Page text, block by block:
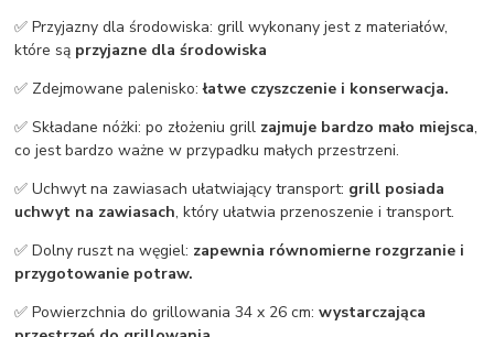
✅ Przyjazny dla środowiska: grill wykonany jest z materiałów,
które są przyjazne dla środowiska
✅ Zdejmowane palenisko:łatwe czyszczenie i konserwacja.
✅ Składane nóżki: po złożeniu grill zajmuje bardzo mało miejsca,
co jest bardzo ważne w przypadku małych przestrzeni.
✅ Uchwyt na zawiasach ułatwiający transport: grill posiada
uchwyt na zawiasach, który ułatwia przenoszenie i transport.
✅ Dolny ruszt na węgiel: zapewnia równomierne rozgrzanie i
przygotowanie potraw.
✅ Powierzchnia do grillowania 34 x 26 cm:wystarczająca